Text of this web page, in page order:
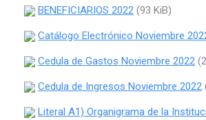
BENEFICIARIOS 2022 (93 KiB)
Catálogo Electrónico Noviembre
Cedula de Gastos Noviembre 2022
Cedula de Ingresos Noviembre 2022
Literal A1) Organigrama de la